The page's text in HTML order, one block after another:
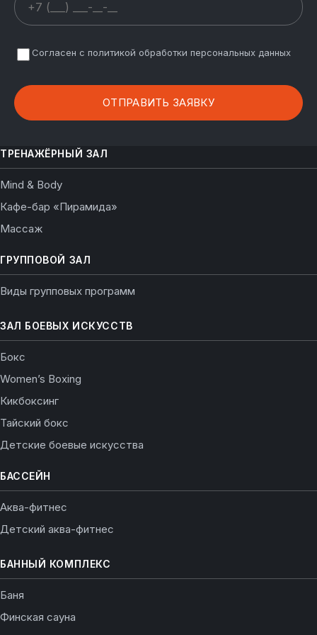
Согласен с политикой обработки персональных данных
ТРЕНАЖЁРНЫЙ ЗАЛ
Mind & Body
Кафе-бар «Пирамида»
Массаж
ГРУППОВОЙ ЗАЛ
Виды групповых программ
ЗАЛ БОЕВЫХ ИСКУССТВ
Бокс
Women’s Boxing
Кикбоксинг
Тайский бокс
Детские боевые искусства
БАССЕЙН
Аква-фитнес
Детский аква-фитнес
БАННЫЙ КОМПЛЕКС
Баня
Финская сауна